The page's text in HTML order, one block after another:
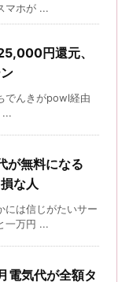
マホが ...
円還元、
でんきがpowl経由
...
が無料になる
な人
には信じがたいサー
一万円 ...
電気代が全額タ